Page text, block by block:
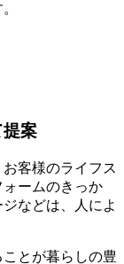
案
客様のライフス
ームのきっか
などは、人によ
とが暮らしの豊